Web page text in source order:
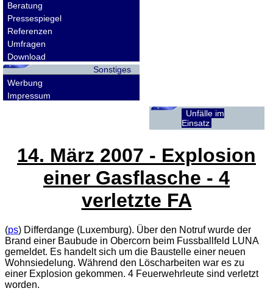
Beratung
Pressespiegel
Referenzen
Umfragen
Download
Sonstiges
Werbung
Impressum
Unfälle im
Einsatz
14. März 2007 - Explosion
einer Gasflasche - 4
verletzte FA
(ps) Differdange (Luxemburg). Über den Notruf wurde der
Brand einer Baubude in Obercorn beim Fussballfeld LUNA
gemeldet. Es handelt sich um die Baustelle einer neuen
Wohnsiedelung. Während den Löscharbeiten war es zu
einer Explosion gekommen. 4 Feuerwehrleute sind verletzt
worden.